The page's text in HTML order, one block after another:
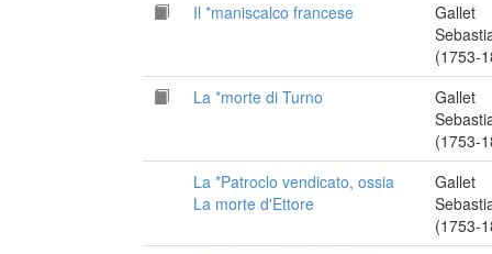
Il *maniscalco francese
Gallet
(1753-
La *morte di Turno
Gallet
(1753-
La *Patroclo vendicato, ossia
La morte d'Ettore
Gallet
(1753-